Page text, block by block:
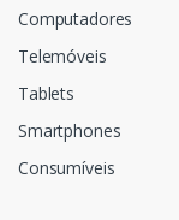
Computadores
Telemóveis
Tablets
Smartphones
Consumíveis